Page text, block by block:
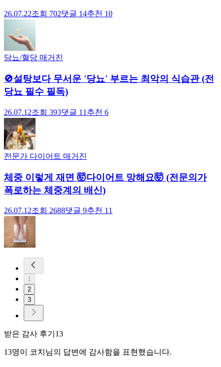
26.07.22조회 702댓글 14추천 10
당뇨/혈당 매거진
🚫설탕보다 무서운 '당뇨' 부르는 최악의 식습관 (전
당뇨 필수 필독)
26.07.12조회 393댓글 11 추천 6
전문가 다이어트 매거진
체중 이렇게 재면 🤯다이어트 망해요🤯 (전문의가
폭로하는 체중계의 배신)
26.07.12조회 2688댓글 9추천 11
1
2
3
받은 감사 후기 13
13명이 코치님의 답변에 감사함을 표현했습니다.